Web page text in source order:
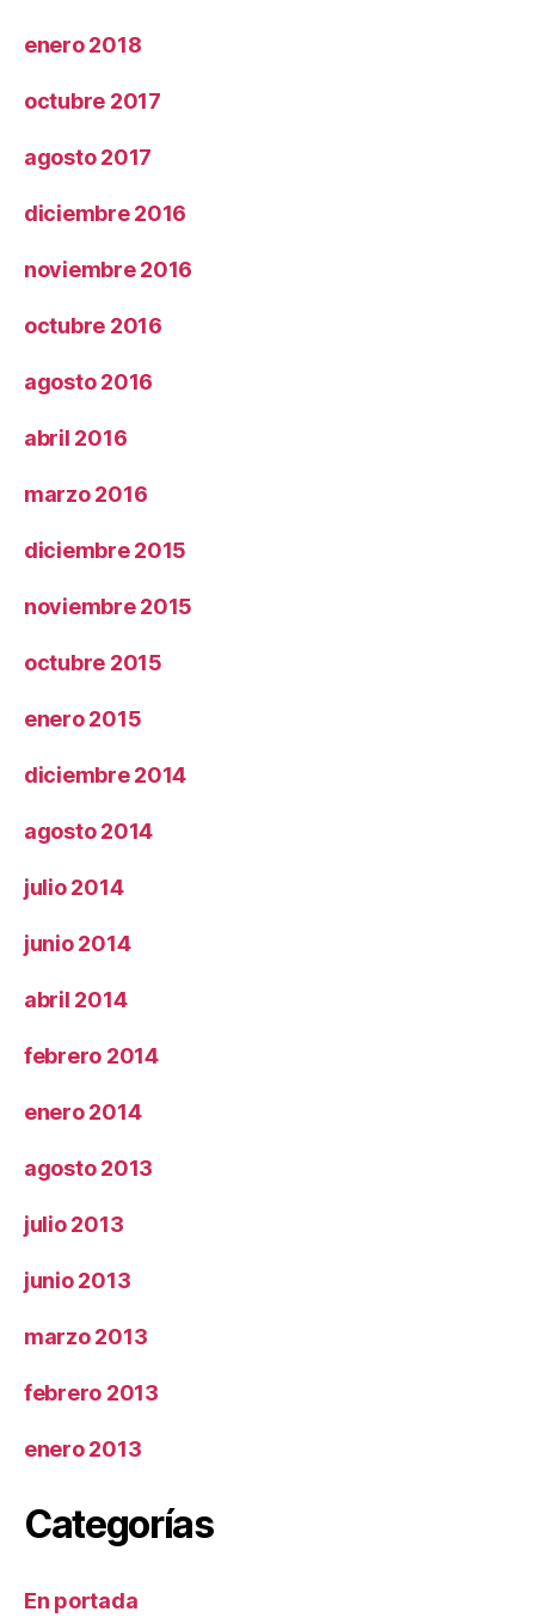
enero 2018
octubre 2017
agosto 2017
diciembre 2016
noviembre 2016
octubre 2016
agosto 2016
abril 2016
marzo 2016
diciembre 2015
noviembre 2015
octubre 2015
enero 2015
diciembre 2014
agosto 2014
julio 2014
junio 2014
abril 2014
febrero 2014
enero 2014
agosto 2013
julio 2013
junio 2013
marzo 2013
febrero 2013
enero 2013
Categorías
En portada